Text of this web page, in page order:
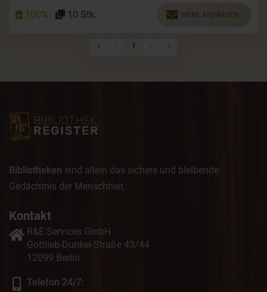
100% 10 Stk. WERK ANFRAGEN
Erste SeiteVorherige Seite
1 › Nächste Seite
»Letzte Seite
Bibliotheken sind allein das sichere und bleibende
Gedächtnis der Menschheit.
Kontakt
R&E Services GmbH
Gottlieb-Dunkel-Straße 43/44
12099 Berlin
Telefon 24/7: